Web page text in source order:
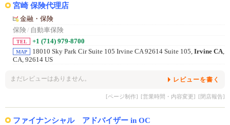
宮崎 保険代理店
金融・保険
保険/ 自動車保険
TEL +1 (714) 979-8700
MAP 18010 Sky Park Cir Suite 105 Irvine CA 92614 Suite 105, Irvine CA,
CA, 92614 US
まだレビューはありません。 レビューを書く
[ページ制作] [営業時間・内容変更] [閉店報告]
ファイナンシャル アドバイザー in OC